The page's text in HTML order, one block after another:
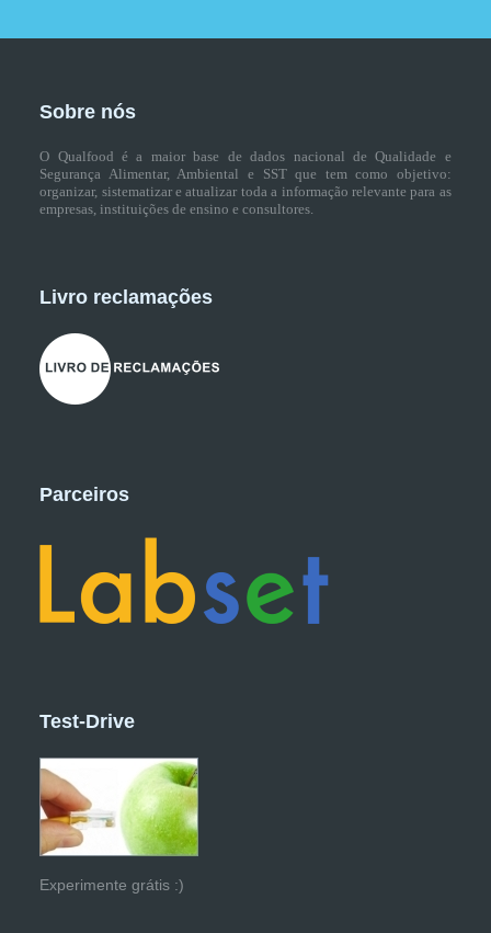
Sobre nós
O Qualfood é a maior base de dados nacional de Qualidade e
Segurança Alimentar, Ambiental e SST que tem como objetivo:
organizar, sistematizar e atualizar toda a informação relevante para as
empresas, instituições de ensino e consultores.
Livro reclamações
Parceiros
Test-Drive
Experimente grátis :)